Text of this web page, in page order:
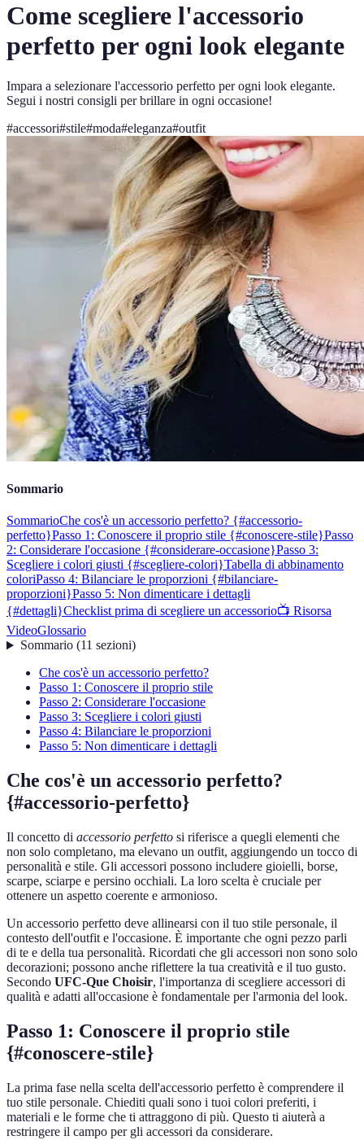
Come scegliere l'accessorio
perfetto per ogni look elegante
Impara a selezionare l'accessorio perfetto per ogni look elegante.
Segui i nostri consigli per brillare in ogni occasione!
#accessori#stile#moda#eleganza#outfit
Sommario
SommarioChe cos'è un accessorio perfetto? {#accessorio-
perfetto}Passo 1: Conoscere il proprio stile {#conoscere-stile}Passo
2: Considerare l'occasione {#considerare-occasione}Passo 3:
Scegliere i colori giusti {#scegliere-colori}Tabella di abbinamento
coloriPasso 4: Bilanciare le proporzioni {#bilanciare-
proporzioni}Passo 5: Non dimenticare i dettagli
{#dettagli}Checklist prima di scegliere un accessorio📺 Risorsa
VideoGlossario
Sommario(11 sezioni)
Che cos'è un accessorio perfetto?
Passo 1: Conoscere il proprio stile
Passo 2: Considerare l'occasione
Passo 3: Scegliere i colori giusti
Passo 4: Bilanciare le proporzioni
Passo 5: Non dimenticare i dettagli
Che cos'è un accessorio perfetto?
{#accessorio-perfetto}
Il concetto di accessorio perfetto si riferisce a quegli elementi che
non solo completano, ma elevano un outfit, aggiungendo un tocco di
personalità e stile. Gli accessori possono includere gioielli, borse,
scarpe, sciarpe e persino occhiali. La loro scelta è cruciale per
ottenere un aspetto coerente e armonioso.
Un accessorio perfetto deve allinearsi con il tuo stile personale, il
contesto dell'outfit e l'occasione. È importante che ogni pezzo parli
di te e della tua personalità. Ricordati che gli accessori non sono solo
decorazioni; possono anche riflettere la tua creatività e il tuo gusto.
Secondo UFC-Que Choisir, l'importanza di scegliere accessori di
qualità e adatti all'occasione è fondamentale per l'armonia del look.
Passo 1: Conoscere il proprio stile
{#conoscere-stile}
La prima fase nella scelta dell'accessorio perfetto è comprendere il
tuo stile personale. Chiediti quali sono i tuoi colori preferiti, i
materiali e le forme che ti attraggono di più. Questo ti aiuterà a
restringere il campo per gli accessori da considerare.